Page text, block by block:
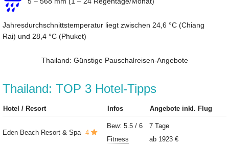
Jahresdurchschnittstemperatur liegt zwischen 24,6 °C (Chiang
Rai) und 28,4 °C (Phuket)
Thailand: Günstige Pauschalreisen-Angebote
Thailand: TOP 3 Hotel-Tipps
Hotel / Resort Infos Angebote inkl. Flug
Eden Beach Resort & Spa 4
Bew: 5.5 / 6
Fitness
7 Tage
ab 1923 €